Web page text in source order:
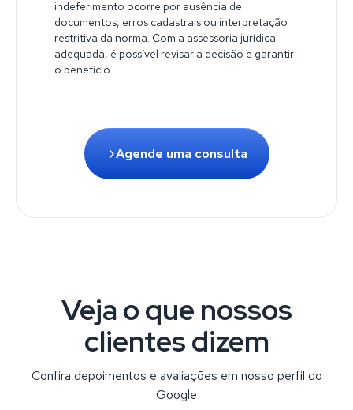
indeferimento ocorre por ausência de
documentos, erros cadastrais ou interpretação
restritiva da norma. Com a assessoria jurídica
adequada, é possível revisar a decisão e garantir
o benefício.
Agende uma consulta
Veja o que nossos
clientes dizem
Confira depoimentos e avaliações em nosso perfil do
Google